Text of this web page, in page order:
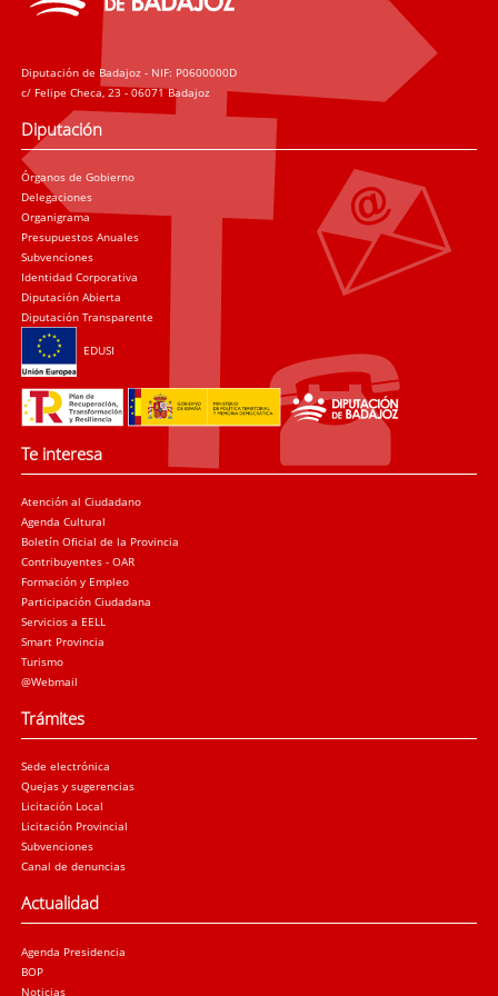
Diputación de Badajoz - NIF: P0600000D
c/ Felipe Checa, 23 - 06071 Badajoz
Diputación
Órganos de Gobierno
Delegaciones
Organigrama
Presupuestos Anuales
Subvenciones
Identidad Corporativa
Diputación Abierta
Diputación Transparente
EDUSI
Te interesa
Atención al Ciudadano
Agenda Cultural
Boletín Oficial de la Provincia
Contribuyentes - OAR
Formación y Empleo
Participación Ciudadana
Servicios a EELL
Smart Provincia
Turismo
@Webmail
Trámites
Sede electrónica
Quejas y sugerencias
Licitación Local
Licitación Provincial
Subvenciones
Canal de denuncias
Actualidad
Agenda Presidencia
BOP
Noticias